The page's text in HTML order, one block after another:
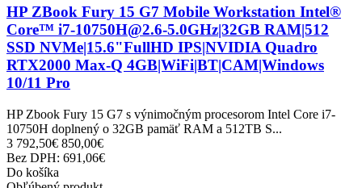
HP ZBook Fury 15 G7 Mobile Workstation Intel®
Core™ i7-10750H@2.6-5.0GHz|32GB RAM|512
SSD NVMe|15.6"FullHD IPS|NVIDIA Quadro
RTX2000 Max-Q 4GB|WiFi|BT|CAM|Windows
10/11 Pro
HP Zbook Fury 15 G7 s výnimočným procesorom Intel Core i7-
10750H doplnený o 32GB pamäť RAM a 512TB S...
3 792,50€ 850,00€
Bez DPH: 691,06€
Do košíka